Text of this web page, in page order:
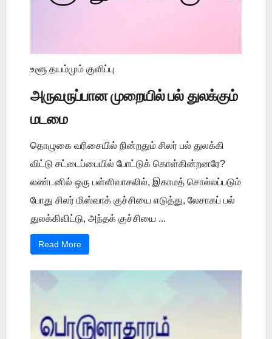
உளூ தயம்மும் குளிப்பு
அருவருப்பான முறையில் பல் துலக்கும்
மடமை
தொழுகை வரிசையில் நின்றதும் சிலர் பல் துலக்கி
விட்டு சட்டைப்பையில் போட்டுக் கொள்கின்றனரே?
லண்டனில் ஒரு பள்ளிவாசலில், இகாமத் சொல்லப்படும்
போது சிலர் மிஸ்வாக் குச்சியை எடுத்து, லேசாகப் பல்
துலக்கிவிட்டு, அந்தக் குச்சியை ...
Read More